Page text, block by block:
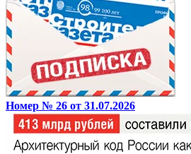
Номер № 26 от 31.07.2026